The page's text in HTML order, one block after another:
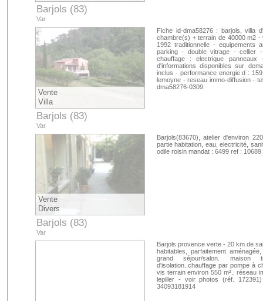
Barjols (83)
Var
Vente
Villa
Barjols (83)
Var
Fiche id-dma58276 : barjols, villa
chambre(s) + terrain de 40000 m2
1992 traditionnelle -
parking - double vitrage - cellier
chauffage : electrique
d'informations disponibles sur
inclus - performance energie d :
lemoyne - reseau immo-diffusion -
dma58276-0309
Vente
Divers
Barjols (83)
Var
Barjols(83670), atelier d'environ
partie habitation, eau, electricité,
odile roisin mandat : 6499 ref : 10689
Barjols provence verte - 20 km de
habitables, parfaitement
grand séjour/salon. maison
d'isolation..chauffage par pompe à
vis terrain environ 550 m².. réseau
lepiller - voir photos (réf.
34093181914